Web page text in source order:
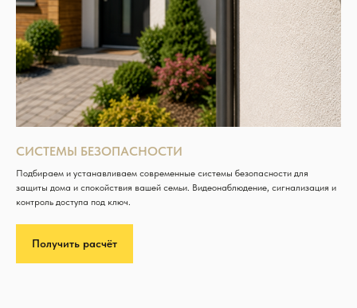
СИСТЕМЫ БЕЗОПАСНОСТИ
Подбираем и устанавливаем современные системы безопасности для
защиты дома и спокойствия вашей семьи. Видеонаблюдение, сигнализация и
контроль доступа под ключ.
Получить расчёт